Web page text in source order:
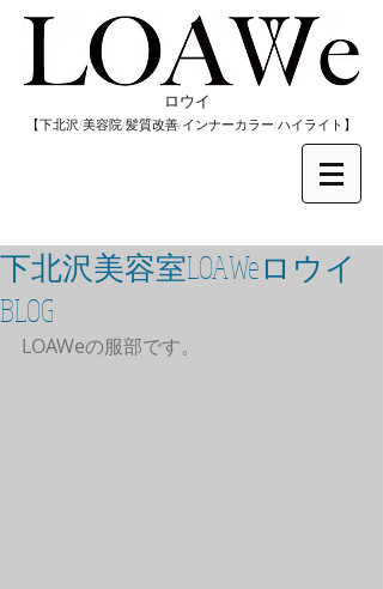
​ロウイ
​【下北沢/美容院/髪質改善/インナーカラー/​ハイライト】
下北沢美容室LOAWeロウイ
BLOG
LOAWeの服部です。